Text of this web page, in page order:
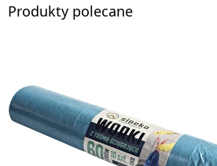
Produkty polecane